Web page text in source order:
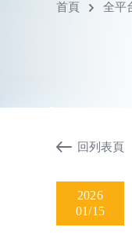
首頁 全平
回列表頁
2026
01/15